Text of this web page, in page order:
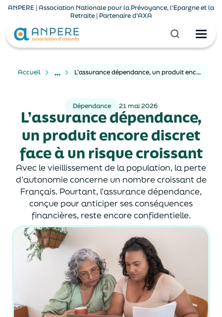
ANPERE | Association Nationale pour la Prévoyance, l'Epargne et la
Retraite | Partenaire d'AXA
Accueil ... L’assurance dépendance, un produit encore discret face à un risque croissant
Dépendance 21 mai 2026
L’assurance dépendance,
un produit encore discret
face à un risque croissant
Avec le vieillissement de la population, la perte
d’autonomie concerne un nombre croissant de
Français. Pourtant, l’assurance dépendance,
conçue pour anticiper ses conséquences
financières, reste encore confidentielle.